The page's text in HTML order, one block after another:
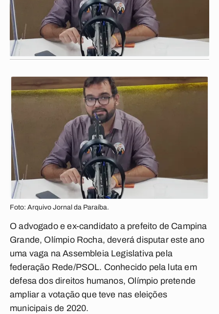
Foto: Arquivo Jornal da Paraíba.
O advogado e ex-candidato a prefeito de Campina
Grande, Olímpio Rocha, deverá disputar este ano
uma vaga na Assembleia Legislativa pela
federação Rede/PSOL. Conhecido pela luta em
defesa dos direitos humanos, Olímpio pretende
ampliar a votação que teve nas eleições
municipais de 2020.